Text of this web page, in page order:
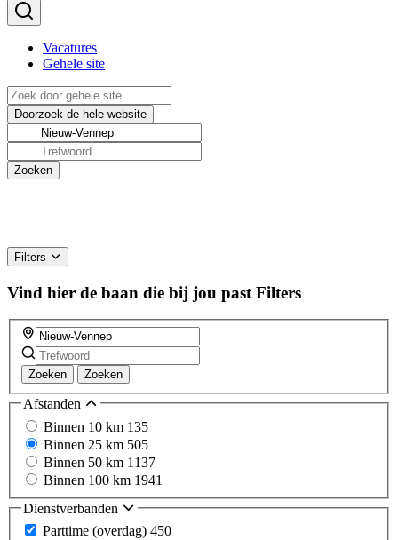
Vacatures
Gehele site
Filters
Vind hier de baan die bij jou past Filters
Zoeken Zoeken
Afstanden
Binnen 10 km 135
Binnen 25 km 505
Binnen 50 km 1137
Binnen 100 km 1941
Dienstverbanden
Parttime (overdag) 450